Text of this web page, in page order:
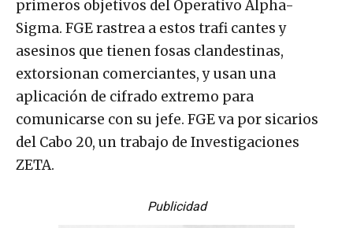
primeros objetivos del Operativo Alpha-
Sigma. FGE rastrea a estos trafi cantes y
asesinos que tienen fosas clandestinas,
extorsionan comerciantes, y usan una
aplicación de cifrado extremo para
comunicarse con su jefe. FGE va por sicarios
del Cabo 20, un trabajo de Investigaciones
ZETA.
Publicidad